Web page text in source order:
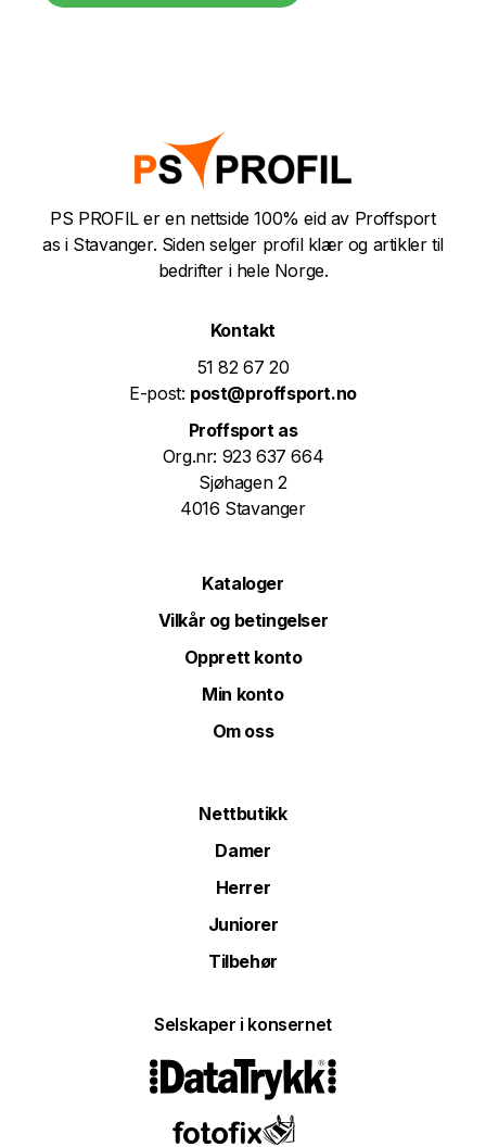
PS PROFIL er en nettside 100% eid av Proffsport
as i Stavanger. Siden selger profil klær og artikler til
bedrifter i hele Norge.
Kontakt
51 82 67 20
E-post: post@proffsport.no
Proffsport as
Org.nr: 923 637 664
Sjøhagen 2
4016 Stavanger
Kataloger
Vilkår og betingelser
Opprett konto
Min konto
Om oss
Nettbutikk
Damer
Herrer
Juniorer
Tilbehør
Selskaper i konsernet